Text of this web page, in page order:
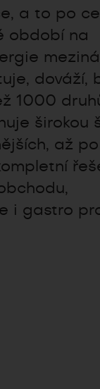
a to po
období na
dováží,
1000
širokou
až
i gastro